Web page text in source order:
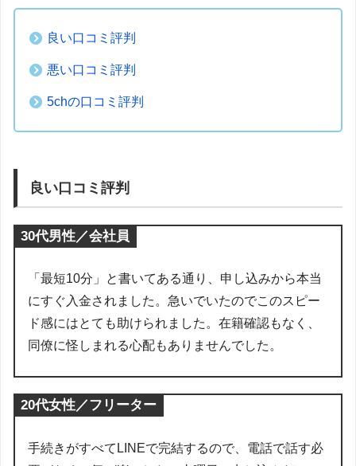
良い口コミ評判
悪い口コミ評判
5chの口コミ評判
良い口コミ評判
30代男性／会社員
「最短10分」と書いてある通り、申し込みから本当
にすぐ入金されました。急いでいたのでこのスピー
ド感にはとても助けられました。在籍確認もなく、
同僚に怪しまれる心配もありませんでした。
20代女性／フリーター
手続きがすべてLINEで完結するので、電話で話す必